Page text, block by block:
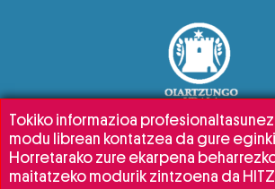
Tokiko informazioa
modu librean kontatzea da gure
Horretarako zure ekarpena
maitatzeko modurik zintzoena da